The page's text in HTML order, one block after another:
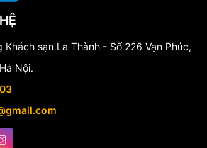
Khách sạn La Thành - Số 226 Vạn Phúc,
Nội.